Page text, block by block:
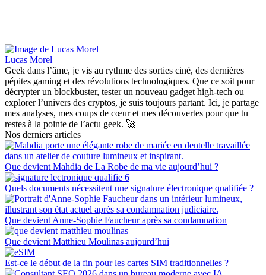
Lucas Morel
Geek dans l’âme, je vis au rythme des sorties ciné, des dernières
pépites gaming et des révolutions technologiques. Que ce soit pour
décrypter un blockbuster, tester un nouveau gadget high-tech ou
explorer l’univers des cryptos, je suis toujours partant. Ici, je partage
mes analyses, mes coups de cœur et mes découvertes pour que tu
restes à la pointe de l’actu geek. 🚀
Nos derniers articles
Que devient Mahdia de La Robe de ma vie aujourd’hui ?
Quels documents nécessitent une signature électronique qualifiée ?
Que devient Anne-Sophie Faucheur après sa condamnation
Que devient Matthieu Moulinas aujourd’hui
Est-ce le début de la fin pour les cartes SIM traditionnelles ?